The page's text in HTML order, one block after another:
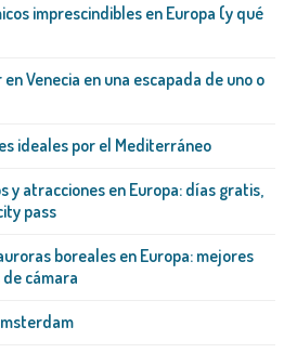
imprescindibles en Europa (y qué
Venecia en una escapada de uno o
ideales por el Mediterráneo
y atracciones en Europa: días gratis,
pass
boreales en Europa: mejores
cámara